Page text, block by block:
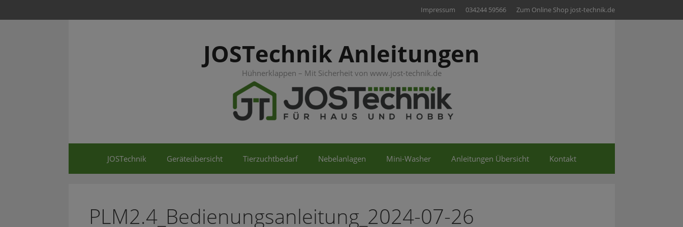
zum
Impressum 034244 59566 Zum Online Shop jost-technik.de
JOSTechnik Anleitungen
Hühnerklappen – Mit Sicherheit von www.jost-technik.de
JOSTechnik Geräteübersicht Tierzuchtbedarf Nebelanlagen Mini-Washer Anleitungen Übersicht Kontakt
PLM2.4_Bedienungsanleitung_2024-07-26